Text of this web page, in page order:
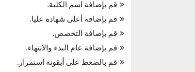
قم بإضافة اسم الكلية.
قم بإضافة أعلى شهادة عليا.
قم بإضافة التخصص.
قم بإضافة عام البدء والانتهاء.
قم بالضغط على أيقونة استمرار.